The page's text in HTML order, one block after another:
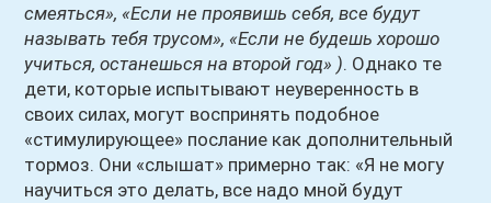
смеяться», «Если не проявишь себя, все будут
называть тебя трусом», «Если не будешь хорошо
учиться, останешься на второй год» ). Однако те
дети, которые испытывают неуверенность в
своих силах, могут воспринять подобное
«стимулирующее» послание как дополнительный
тормоз. Они «слышат» примерно так: «Я не могу
научиться это делать, все надо мной будут